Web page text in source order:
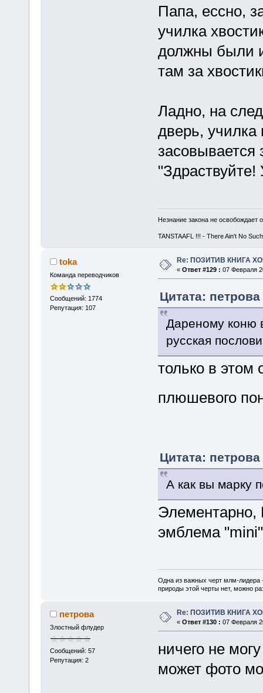
Папа, ессно,
училка
должны были
там за
Ладно, на
дверь, училка
засовывается
Незнание закона не освобождает
TANSTAAFL !!! - There Ain't No
toka
Команда переводчиков
Сообщений: 1774
Репутация: 107
Re: ПОЗИТИВ КНИГА
« Ответ #129 : 07 Февраля
Цитата:
Дареному коню
русская
только в этом
плюшевого
Цитата:
А как вы марку
Элементарно,
эмблема "mini"
Одна из важных черт млм-лидера
природы этой черты нет, можно
петрова
Злостный флудер
Сообщений: 57
Репутация: 2
Re: ПОЗИТИВ КНИГА
« Ответ #130 : 07 Февраля
ничего не
может фото